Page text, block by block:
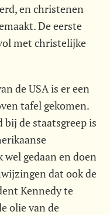
en christenen
De eerste
met christelijke
de USA is er een
tafel gekomen.
de staatsgreep is
gedaan en doen
dat ook de
Kennedy te
olie van de